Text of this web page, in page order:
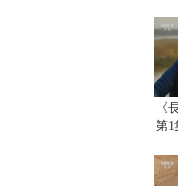
《
第1